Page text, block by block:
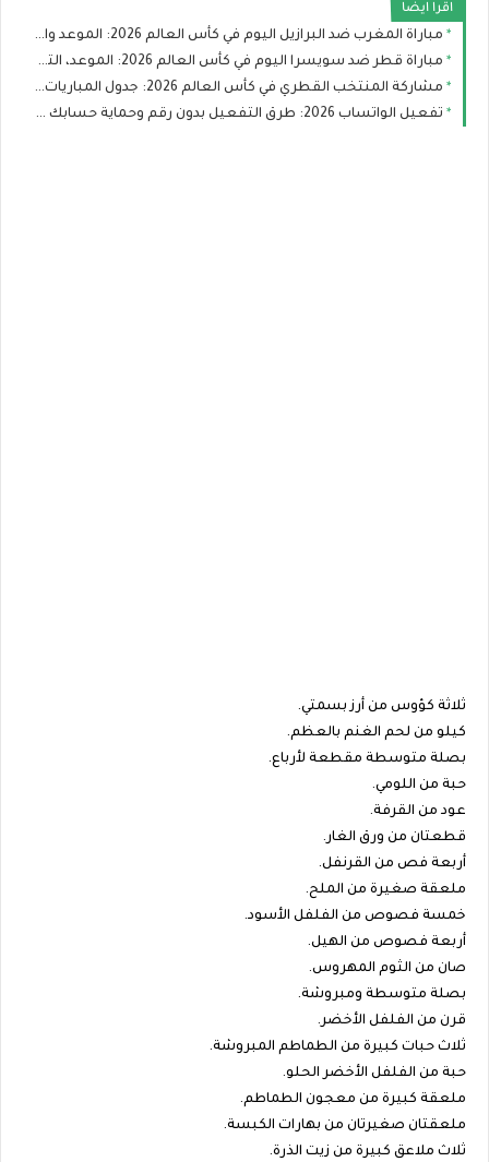
اقرا ايضا
مباراة المغرب ضد البرازيل اليوم في كأس العالم 2026: الموعد والقنوات الناقلة والتشكيل
مباراة قطر ضد سويسرا اليوم في كأس العالم 2026: الموعد، التشكيل، والقنوات الناقلة
مشاركة المنتخب القطري في كأس العالم 2026: جدول المباريات وفرص العنابي في التأهل
تفعيل الواتساب 2026: طرق التفعيل بدون رقم وحماية حسابك من الاختراق
ثلاثة كؤوس من أرز بسمتي.
كيلو من لحم الغنم بالعظم.
بصلة متوسطة مقطعة لأرباع.
حبة من اللومي.
عود من القرفة.
قطعتان من ورق الغار.
أربعة فص من القرنفل.
ملعقة صغيرة من الملح.
خمسة فصوص من الفلفل الأسود.
أربعة فصوص من الهيل.
صان من الثوم المهروس.
بصلة متوسطة ومبروشة.
قرن من الفلفل الأخضر.
ثلاث حبات كبيرة من الطماطم المبروشة.
حبة من الفلفل الأخضر الحلو.
ملعقة كبيرة من معجون الطماطم.
ملعقتان صغيرتان من بهارات الكبسة.
ثلاث ملاعق كبيرة من زيت الذرة.